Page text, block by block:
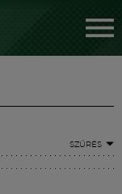
SZŰRÉS